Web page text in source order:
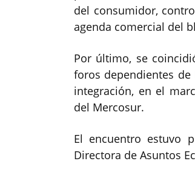
del consumidor,
agenda comercial del
Por último, se
foros dependientes
integración, en el
del Mercosur.
El encuentro estuvo
Directora de Asuntos